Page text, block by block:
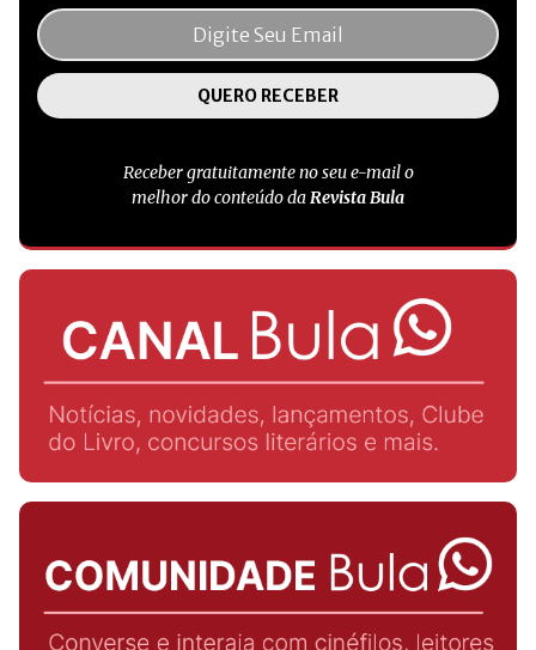
Receber gratuitamente no seu e-mail o
melhor do conteúdo daRevista Bula